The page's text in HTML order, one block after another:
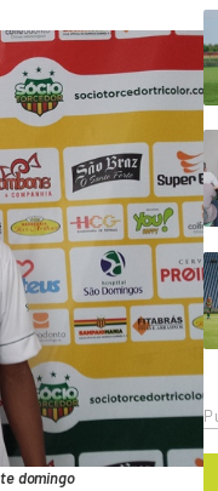
domingo